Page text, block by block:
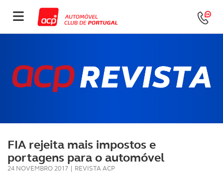
FIA rejeita mais impostos e
portagens para o automóvel
24 NOVEMBRO 2017 | REVISTA ACP